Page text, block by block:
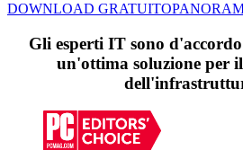
DOWNLOAD GRATUITO
Gli esperti IT sono
un'ottima soluzione per